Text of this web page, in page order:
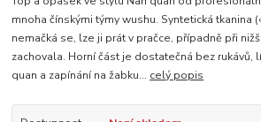
mnoha čínskými týmy wushu. Syntetická tkanina
nemačká se, lze ji prát v pračce, případně při
zachovala. Horní část je dostatečná bez rukávů,
quan a zapínání na žabku... celý popis